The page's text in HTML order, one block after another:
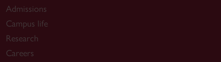
Admissions
Campus life
Research
Careers